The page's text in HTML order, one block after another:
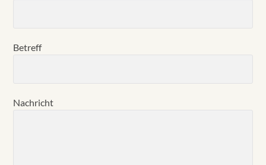
Betreff
Nachricht